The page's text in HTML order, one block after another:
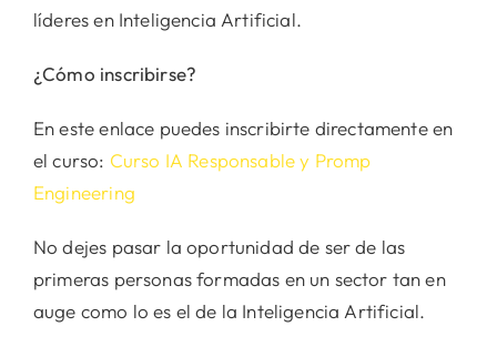
líderes en Inteligencia Artificial.
¿Cómo inscribirse?
En este enlace puedes inscribirte directamente en
el curso: Curso IA Responsable y Promp
Engineering
No dejes pasar la oportunidad de ser de las
primeras personas formadas en un sector tan en
auge como lo es el de la Inteligencia Artificial.